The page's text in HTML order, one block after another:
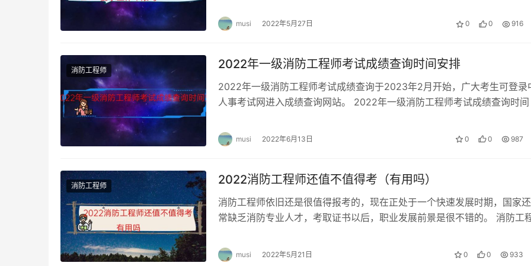
musi 2022年5月27日 0 0 916
消防工程师 2022年一级消防工程师考试成绩查询时间安排
2022年一级消防工程师考试成绩查询于2023年2月开始，广大考生可登录
人事考试网进入成绩查询网站。 2022年一级消防工程师考试成绩查询时间
musi 2022年6月13日 0 0 987
消防工程师 2022消防工程师还值不值得考（有用吗）
消防工程师依旧还是很值得报考的，现在正处于一个快速发展时期，国家
常缺乏消防专业人才，考取证书以后，职业发展前景是很不错的。 消防工
musi 2022年5月21日 0 0 933